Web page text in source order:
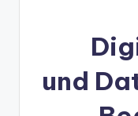
und